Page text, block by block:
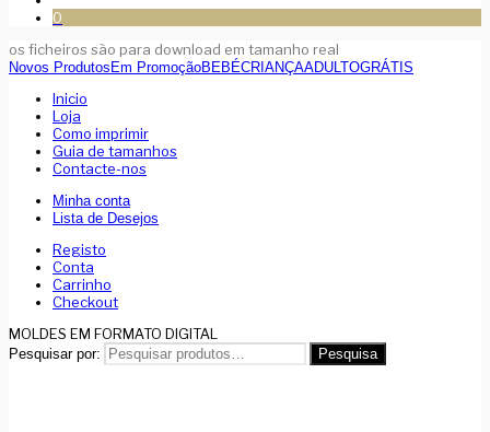
0
os ficheiros são para download em tamanho real
Novos Produtos Em PromoçãoBEBÉCRIANÇAADULTOGRÁTIS
Inicio
Loja
Como imprimir
Guia de tamanhos
Contacte-nos
Minha conta
Lista de Desejos
Registo
Conta
Carrinho
Checkout
MOLDES EM FORMATO DIGITAL
Pesquisar por: Pesquisa